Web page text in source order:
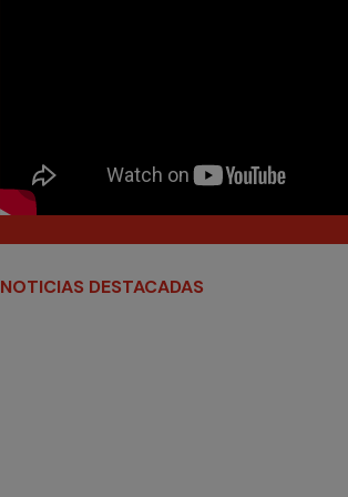
NOTICIAS DESTACADAS